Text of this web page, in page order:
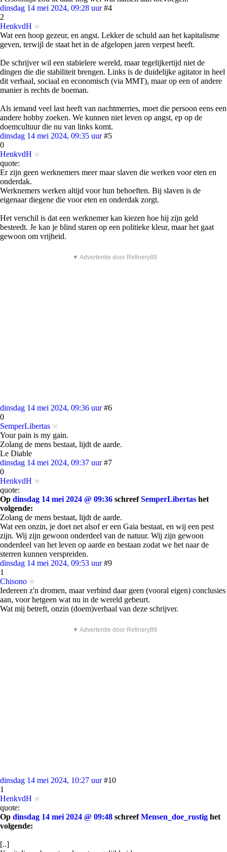
dinsdag 14 mei 2024, 09:28 uur #4
2
HenkvdH
Wat een hoop gezeur, en angst. Lekker de schuld aan het kapitalisme
geven, terwijl de staat het in de afgelopen jaren verpest heeft.
De schrijver wil een stabielere wereld, maar tegelijkertijd niet de
dingen die die stabiliteit brengen. Links is de duidelijke agitator in heel
dit verhaal, sociaal en economisch (via MMT), maar op een of andere
manier is rechts de boeman.
Als iemand veel last heeft van nachtmerries, moet die persoon eens een
andere hobby zoeken. We kunnen niet leven op angst, ep op de
doemcultuur die nu van links komt.
dinsdag 14 mei 2024, 09:35 uur #5
0
HenkvdH
quote:
Er zijn geen werknemers meer maar slaven die werken voor eten en
onderdak.
Werknemers werken altijd voor hun behoeften. Bij slaven is de
eigenaar diegene die voor eten en onderdak zorgt.
Het verschil is dat een werknemer kan kiezen hoe hij zijn geld
besteedt. Je kan je blind staren op een politieke kleur, maar het gaat
gewoon om vrijheid.
▼ Advertentie door Refinery89
dinsdag 14 mei 2024, 09:36 uur #6
0
SemperLibertas
Your pain is my gain.
Zolang de mens bestaat, lijdt de aarde.
Le Diable
dinsdag 14 mei 2024, 09:37 uur #7
0
HenkvdH
quote:
Op dinsdag 14 mei 2024 @ 09:36 schreefSemperLibertas het
volgende:
Zolang de mens bestaat, lijdt de aarde.
Wat een onzin, je doet net alsof er een Gaia bestaat, en wij een pest
zijn. Wij zijn gewoon onderdeel van de natuur. Wij zijn gewoon
onderdeel van het leven op aarde en bestaan zodat we het naar de
sterren kunnen verspreiden.
dinsdag 14 mei 2024, 09:53 uur #9
1
Chisono
Iedereen z'n dromen, maar verbind daar geen (vooral eigen) conclusies
aan, voor hetgeen wat nu in de wereld gebeurt.
Wat mij betreft, onzin (doem)verhaal van deze schrijver.
▼ Advertentie door Refinery89
dinsdag 14 mei 2024, 10:27 uur #10
1
HenkvdH
quote:
Op dinsdag 14 mei 2024 @ 09:48 schreefMensen_doe_rustig het
volgende:
[..]